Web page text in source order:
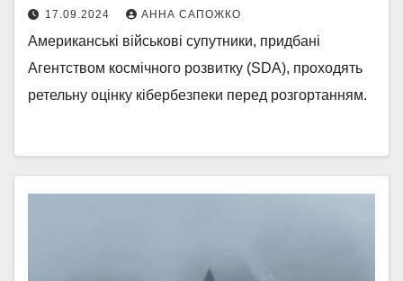
17.09.2024 АННА САПОЖКО
Американські військові супутники, придбані
Агентством космічного розвитку (SDA), проходять
ретельну оцінку кібербезпеки перед розгортанням.